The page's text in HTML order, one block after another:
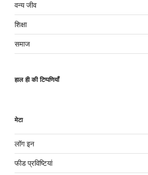
वन्य जीव
शिक्षा
समाज
हाल ही की टिप्पणियाँ
मेटा
लॉग इन
फीड प्रविष्टियां